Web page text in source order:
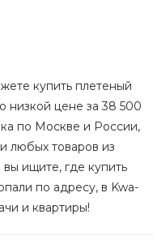
купить плетеный
низкой цене за 38 500
по Москве и России,
любых товаров из
ищите, где купить
по адресу, в Kwa-
и квартиры!